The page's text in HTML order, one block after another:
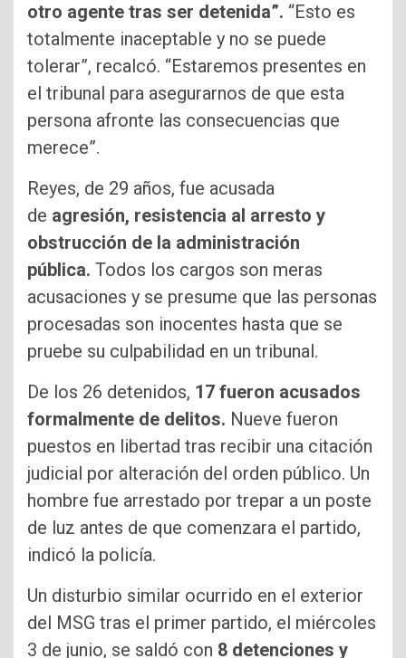
otro agente tras ser detenida”. “Esto es
totalmente inaceptable y no se puede
tolerar”, recalcó. “Estaremos presentes en
el tribunal para asegurarnos de que esta
persona afronte las consecuencias que
merece”.
Reyes, de 29 años, fue acusada
de agresión, resistencia al arresto y
obstrucción de la administración
pública. Todos los cargos son meras
acusaciones y se presume que las personas
procesadas son inocentes hasta que se
pruebe su culpabilidad en un tribunal.
De los 26 detenidos, 17 fueron acusados ​​
formalmente de delitos. Nueve fueron
puestos en libertad tras recibir una citación
judicial por alteración del orden público. Un
hombre fue arrestado por trepar a un poste
de luz antes de que comenzara el partido,
indicó la policía.
Un disturbio similar ocurrido en el exterior
del MSG tras el primer partido, el miércoles
3 de junio, se saldó con 8 detenciones y